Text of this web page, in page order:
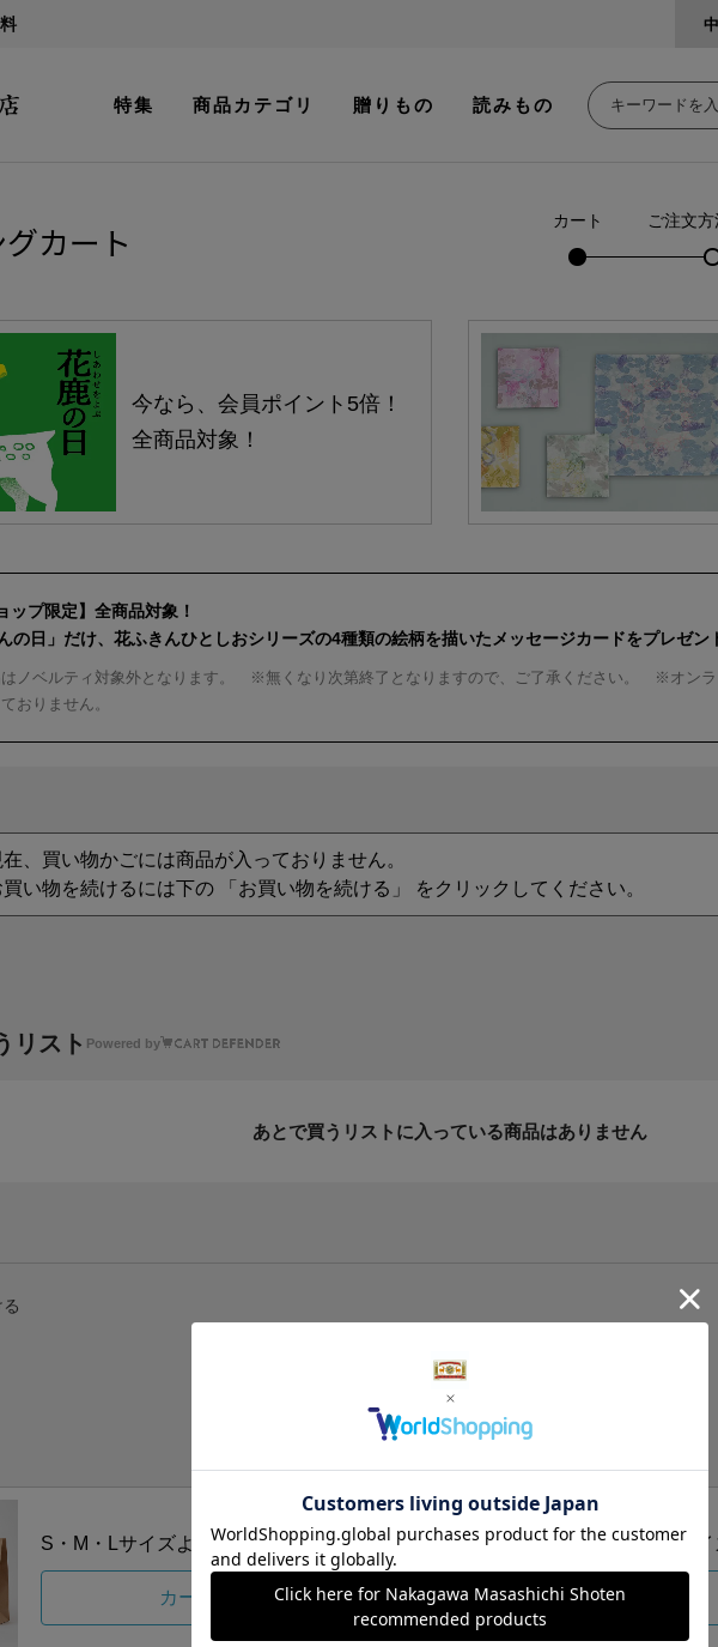
特集 商品カテゴリ 贈りもの 読みもの
カート カート ご注文
今なら、会員ポイント5倍！
全商品対象！
ップ限定】全商品対象！
の日」だけ、花ふきんひとしおシリーズの4種類の絵柄を描いたメッセージカードをプレゼン
ノベルティ対象外となります。 ※無くなり次第終了となりますので、ご了承ください。 ※オンラ
おりません。
、買い物かごには商品が入っておりません。
買い物を続けるには下の 「お買い物を続ける」 をクリックしてください。
リスト Powered by
あとで買うリストに入っている商品はありません
手提げ袋（有料）はこちら
S・M・Lサイズより当店にお任せ
カートに入れる
Sサイ